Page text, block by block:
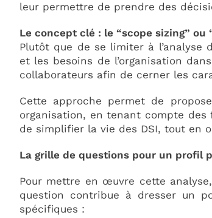
leur permettre de prendre des
Le concept clé : le “scope sizing” ou
Plutôt que de se limiter à l’analyse
et les besoins de l’organisation
collaborateurs afin de cerner les
Cette approche permet de
organisation, en tenant compte des
de simplifier la vie des DSI, tout en
La grille de questions pour un profil
Pour mettre en œuvre cette
question contribue à dresser un
spécifiques :